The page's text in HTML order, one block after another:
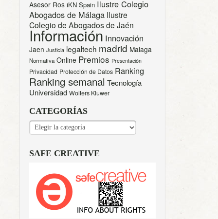
Asesor Ros iKN Spain Ilustre Colegio
Abogados de Málaga Ilustre
Colegio de Abogados de Jaén
Información Innovación
Jaen Justicia legaltech madrid Malaga
Normativa Online Premios Presentación
Privacidad Protección de Datos Ranking
Ranking semanal Tecnología
Universidad Wolters Kluwer
CATEGORÍAS
CATEGORÍAS
SAFE CREATIVE